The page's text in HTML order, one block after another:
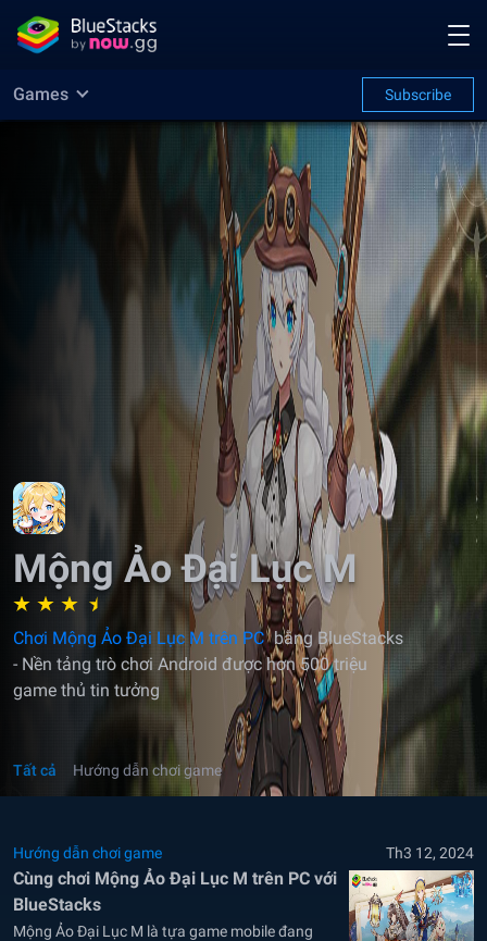
Games Subscribe
Mộng Ảo Đại Lục M
Chơi Mộng Ảo Đại Lục M trên PC bằng BlueStacks
- Nền tảng trò chơi Android được hơn 500 triệu
game thủ tin tưởng
Tất cả Hướng dẫn chơi game
Hướng dẫn chơi game Th3 12, 2024
Cùng chơi Mộng Ảo Đại Lục M trên PC với
BlueStacks
Mộng Ảo Đại Lục M là tựa game mobile đang